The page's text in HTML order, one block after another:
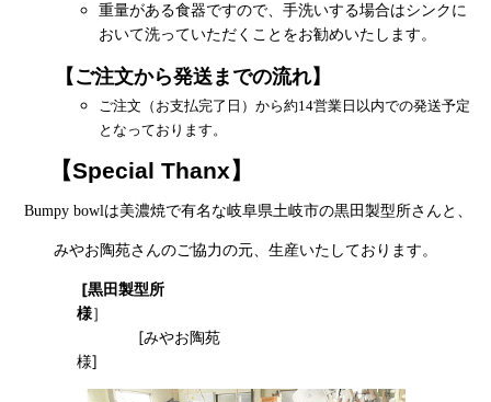
重量がある食器ですので、手洗いする場合はシンクに
おいて洗っていただくことをお勧めいたします。
【ご注文から発送までの流れ】
ご注文（お支払完了日）から約14営業日以内での発送予定
となっております。
【Special Thanx 】
Bumpy bowlは美濃焼で有名な岐阜県土岐市の黒田製型所さんと、
みやお陶苑さんのご協力の元、生産いたしております。
[黒田製型所
様］
[みやお陶苑
様]